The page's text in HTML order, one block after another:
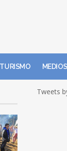
TURISMO MEDIOS
Tweets